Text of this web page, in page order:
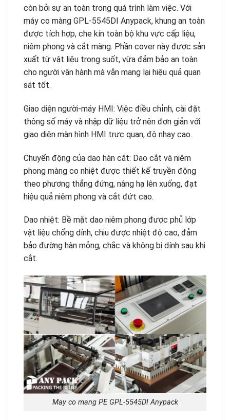
Chiều cao
bàn thao
tác
850-900mm
Vật liệu
đóng gói
Màng co nhiệt POF
Trọng
lượng máy
600kg
Xuất xứ
còn bởi sự an toàn trong quá trình làm việc. Với
máy co màng GPL-5545DI Anypack, khung an toàn
được tích hợp, che kín toàn bộ khu vực cấp liệu,
niêm phong và cắt màng. Phần cover này được sản
xuất từ vật liệu trong suốt, vừa đảm bảo an toàn
cho người vận hành mà vẫn mang lại hiệu quả quan
sát tốt.
Giao diện người-máy HMI: Việc điều chỉnh, cài đặt
thông số máy và nhập dữ liệu trở nên đơn giản với
giao diện màn hình HMI trực quan, độ nhạy cao.
Chuyển động của dao hàn cắt: Dao cắt và niêm
phong màng co nhiệt được thiết kế truyền động
theo phương thẳng đứng, nâng hạ lên xuống, đạt
hiệu quả niêm phong và cắt đứt cao.
Dao nhiệt: Bề mặt dao niêm phong được phủ lớp
vật liệu chống dính, chịu được nhiệt độ cao, đảm
bảo đường hàn mỏng, chắc và không bị dính sau khi
cắt.
May co mang PE GPL-5545DI Anypack